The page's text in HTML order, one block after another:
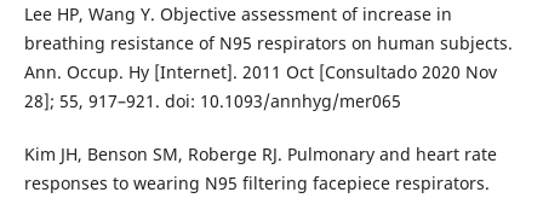
Lee HP, Wang Y. Objective assessment of increase in
breathing resistance of N95 respirators on human subjects.
Ann. Occup. Hy [Internet]. 2011 Oct [Consultado 2020 Nov
28]; 55, 917–921. doi: 10.1093/annhyg/mer065
Kim JH, Benson SM, Roberge RJ. Pulmonary and heart rate
responses to wearing N95 filtering facepiece respirators.